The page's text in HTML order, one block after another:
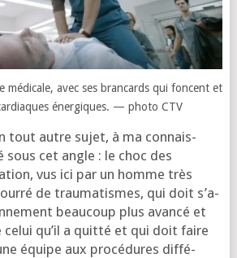
médi­cale, avec ses bran­cards qui foncent et
éner­giques. — pho­to CTV
tout autre sujet, à ma connais­
cet angle : le choc des
vus ici par un homme très
de trau­ma­tismes, qui doit s’a­
beau­coup plus avan­cé et
qu’il a quit­té et qui doit faire
équipe aux pro­cé­dures dif­fé­